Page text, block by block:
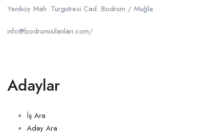
Yeniköy Mah. Turgutresi Cad. Bodrum / Muğla
info@bodrumisilanlari.com/
Adaylar
İş Ara
Aday Ara